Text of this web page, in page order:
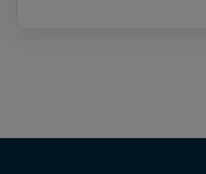
laatste vier jaar.
gebeurde
Awards